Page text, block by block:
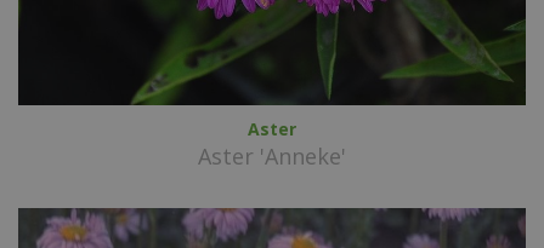
Aster
Aster 'Anneke'